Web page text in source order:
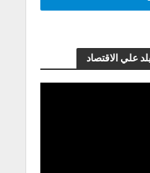
علي الاقتصاد